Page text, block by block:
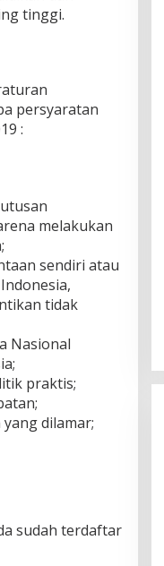
tinggi.
persyaratan
:
melakukan
sendiri atau
tidak
Nasional
praktis;
dilamar;
sudah terdaftar
Kab Bungo